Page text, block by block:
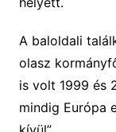
A baloldali
olasz
is volt 1999 és
mindig Európa